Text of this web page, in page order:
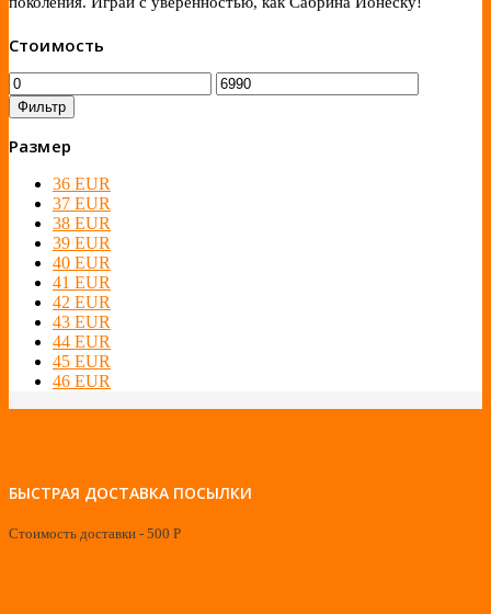
Стоимость
Фильтр
Размер
36 EUR
37 EUR
38 EUR
39 EUR
40 EUR
41 EUR
42 EUR
43 EUR
44 EUR
45 EUR
46 EUR
БЫСТРАЯ ДОСТАВКА ПОСЫЛКИ
Стоимость доставки - 500 Р